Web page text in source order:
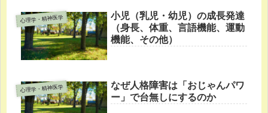
心理学・精神医学
小児（乳児・幼児）の成長発達
（身長、体重、言語機能、運動
機能、その他）
心理学・精神医学
なぜ人格障害は「おじゃんパワ
ー」で台無しにするのか